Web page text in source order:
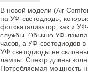
В новой модели (Air
на УФ-светодиоды,
фотокатализатор, как и
службы. Обычно УФ-лампа
часов, а УФ-светодиодов
УФ светодиоды не
лампы. Спектр длины
Потребляемая мощность